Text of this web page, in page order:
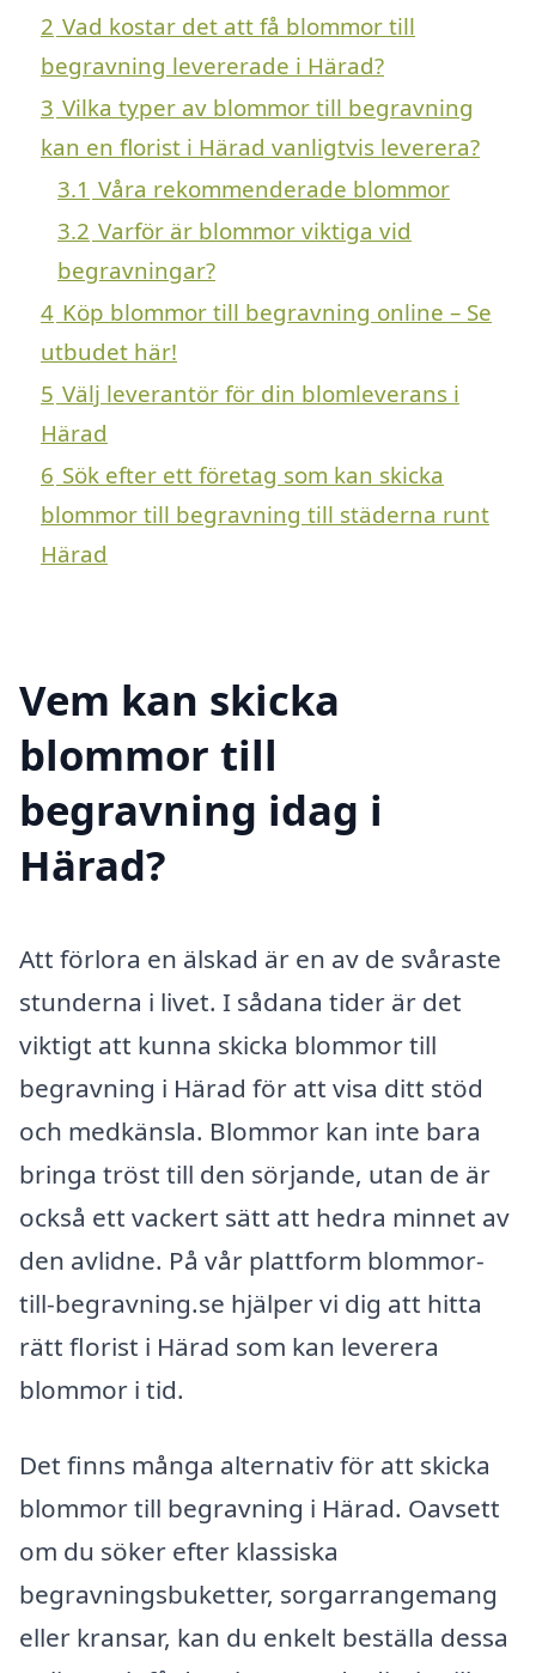
2 Vad kostar det att få blommor till
begravning levererade i Härad?
3 Vilka typer av blommor till begravning
kan en florist i Härad vanligtvis leverera?
3.1 Våra rekommenderade blommor
3.2 Varför är blommor viktiga vid
begravningar?
4 Köp blommor till begravning online – Se
utbudet här!
5 Välj leverantör för din blomleverans i
Härad
6 Sök efter ett företag som kan skicka
blommor till begravning till städerna runt
Härad
Vem kan skicka
blommor till
begravning idag i
Härad?
Att förlora en älskad är en av de svåraste
stunderna i livet. I sådana tider är det
viktigt att kunna skicka blommor till
begravning i Härad för att visa ditt stöd
och medkänsla. Blommor kan inte bara
bringa tröst till den sörjande, utan de är
också ett vackert sätt att hedra minnet av
den avlidne. På vår plattform blommor-
till-begravning.se hjälper vi dig att hitta
rätt florist i Härad som kan leverera
blommor i tid.
Det finns många alternativ för att skicka
blommor till begravning i Härad. Oavsett
om du söker efter klassiska
begravningsbuketter, sorgarrangemang
eller kransar, kan du enkelt beställa dessa